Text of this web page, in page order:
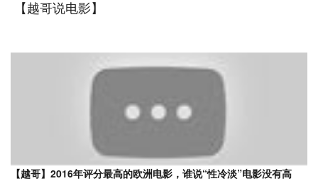
【越哥说电影】
【越哥】2016年评分最高的欧洲电影，谁说“性冷淡”电影没有高